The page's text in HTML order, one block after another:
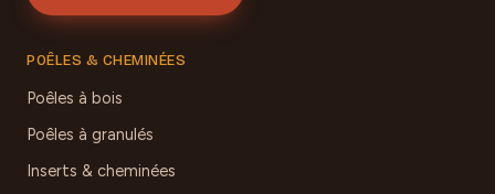
POÊLES & CHEMINÉES
Poêles à bois
Poêles à granulés
Inserts & cheminées